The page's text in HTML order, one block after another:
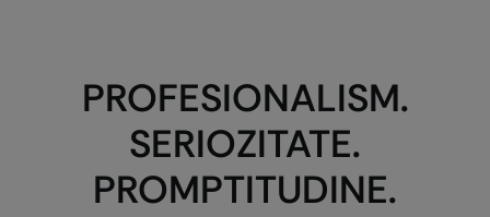
PROFESIONALISM.
SERIOZITATE.
PROMPTITUDINE.